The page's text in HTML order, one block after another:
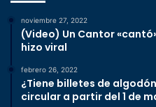
noviembre 27, 2022
(Video) Un Cantor
hizo viral
febrero 26, 2022
¿Tiene billetes de
circular a partir del 1 de